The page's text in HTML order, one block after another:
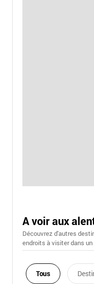
A voir aux
Découvrez d'autres
endroits à visiter dans
Tous